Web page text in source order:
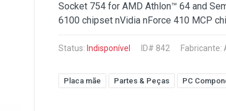
Socket 754 for AMD Athlon™ 64 and
6100 chipset nVidia nForce 410 MCP
Status: Indisponível ID# 842 Fabricante:
Placa mãe Partes & Peças PC